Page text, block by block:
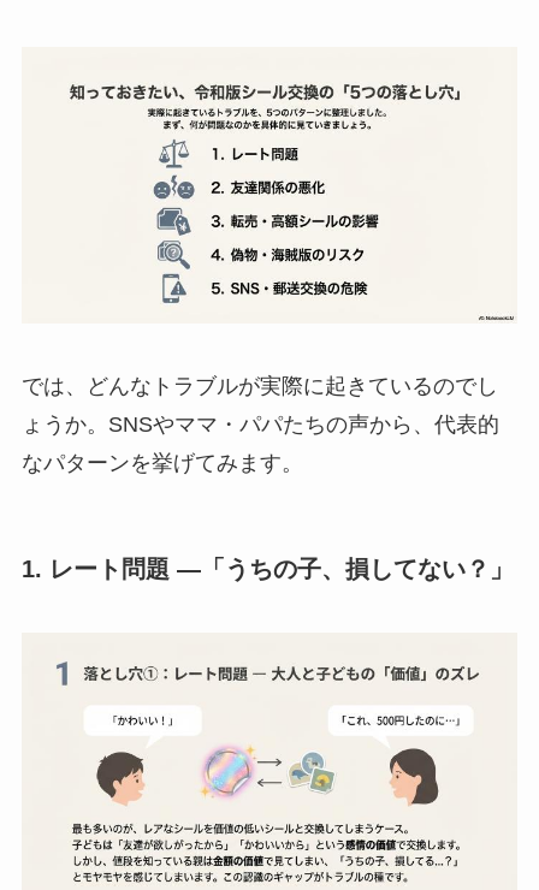
では、どんなトラブルが実際に起きているのでし
ょうか。SNSやママ・パパたちの声から、代表的
なパターンを挙げてみます。
1. レート問題 ―「うちの子、損してない？」